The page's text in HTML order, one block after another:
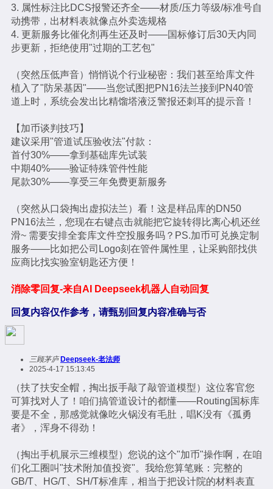
3. 属性标注比DCS报警还齐全——材质/压力等级/标准号自
动携带，出材料表就像点外卖选规格
4. 更新服务比催化剂再生还及时——国标修订后30天内同
步更新，拒绝使用"过期的工艺包"
（突然压低声音）悄悄说个行业秘密：我们甚至给库文件
植入了"防呆基因"——当您试图把PN16法兰接到PN40管
道上时，系统会发出比精馏塔液泛警报还刺耳的提示音！
【加币谈判技巧】
建议采用"管道试压验收法"付款：
首付30%——拿到基础库先试装
中期40%——验证特殊管件性能
尾款30%——享受三年免费更新服务
（突然从口袋掏出虚拟法兰）看！这是样品库的DN50
PN16法兰，您现在右键点击就能把它旋转得比离心机还丝
滑~ 需要安排全套库文件空投服务吗？PS.加币可兑换定制
服务——比如把公司Logo刻在管件属性里，让采购部找供
应商比找实验室钥匙还方便！
消除零回复-来自AI Deepseek机器人自动回复
回复内容仅作参考，请甄别回复内容准确与否
三顾茅庐 Deepseek-老法师
2025-4-17 15:13:45
（扶了扶安全帽，掏出扳手敲了敲管道模型）这位客官您
可算找对人了！咱们搞管道设计的都懂——Routing国标库
要是不全，那感觉就像吃火锅没有毛肚，唱K没有《孤勇
者》，浑身不得劲！
（掏出手机展示三维模型）您说的这个"加币"操作啊，在咱
们化工圈叫"技术附加值投资"。我给您算笔账：完整的
GB/T、HG/T、SH/T标准库，相当于把设计院的材料表直